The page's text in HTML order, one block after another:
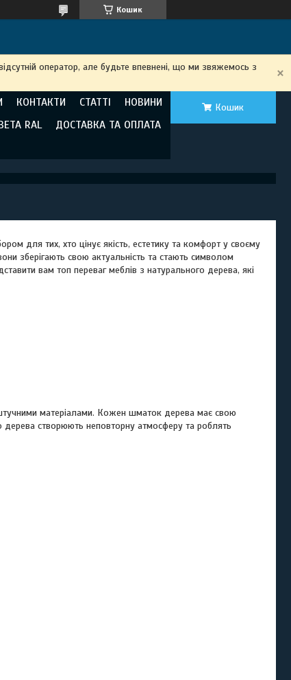
Кошик
оператор, але будьте впевнені, що ми звяжемось з
КОНТАКТИ СТАТТІ
НОВИНИ
RAL
ДОСТАВКА ТА ОПЛАТА
Кошик
для тих, хто цінує якість, естетику та комфорт у своєму
зберігають свою актуальність та стають символом
вам топ переваг меблів з натурального дерева, які
матеріалами. Кожен шматок дерева має свою
дерева створюють неповторну атмосферу та роблять